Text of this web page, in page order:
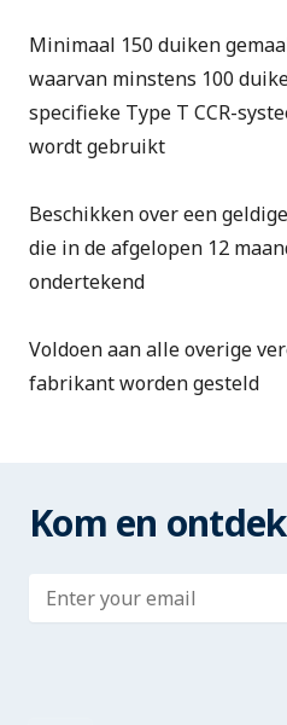
Minimaal 150 duiken
waarvan minstens 100
specifieke Type T CCR-
wordt gebruikt
Beschikken over een geldige
die in de afgelopen 12
ondertekend
Voldoen aan alle overige
fabrikant worden gesteld
Kom en
Enter address